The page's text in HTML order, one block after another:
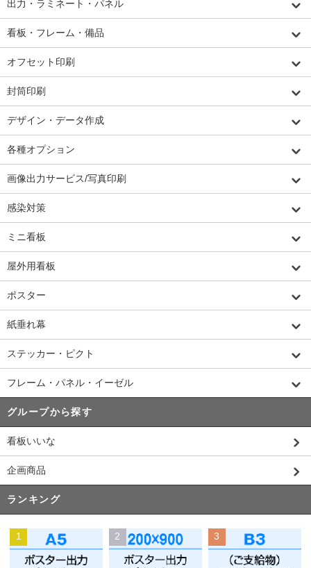
出力・ラミネート・パネル
看板・フレーム・備品
オフセット印刷
封筒印刷
デザイン・データ作成
各種オプション
画像出力サービス/写真印刷
感染対策
ミニ看板
屋外用看板
ポスター
紙垂れ幕
ステッカー・ピクト
フレーム・パネル・イーゼル
グループから探す
看板いいな
企画商品
ランキング
1 2 3